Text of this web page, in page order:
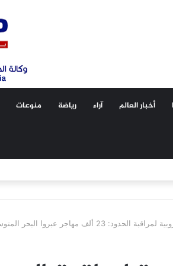
أخبار العالم آراء رياضة منوعات
ألف مهاجر عبروا البحر المتوسط إلى إيطاليا في الشهر الماضي